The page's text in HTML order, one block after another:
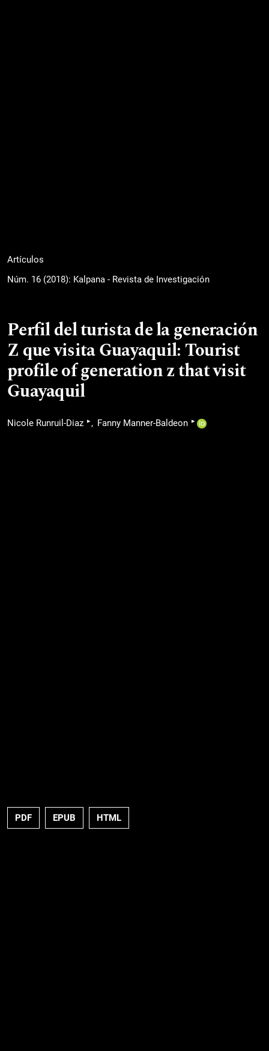
Artículos
Núm. 16 (2018): Kalpana - Revista de Investigación
Perfil del turista de la generación
Z que visita Guayaquil: Tourist
profile of generation z that visit
Guayaquil
Nicole Runruil-Diaz ▸ Fanny Manner-Baldeon ▸
PDF EPUB HTML